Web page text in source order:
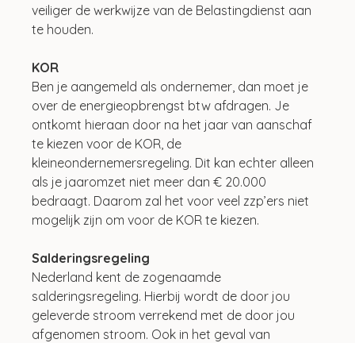
veiliger de werkwijze van de Belastingdienst aan
te houden.
KOR
Ben je aangemeld als ondernemer, dan moet je
over de energieopbrengst btw afdragen. Je
ontkomt hieraan door na het jaar van aanschaf
te kiezen voor de KOR, de
kleineondernemersregeling. Dit kan echter alleen
als je jaaromzet niet meer dan € 20.000
bedraagt. Daarom zal het voor veel zzp’ers niet
mogelijk zijn om voor de KOR te kiezen.
Salderingsregeling
Nederland kent de zogenaamde
salderingsregeling. Hierbij wordt de door jou
geleverde stroom verrekend met de door jou
afgenomen stroom. Ook in het geval van